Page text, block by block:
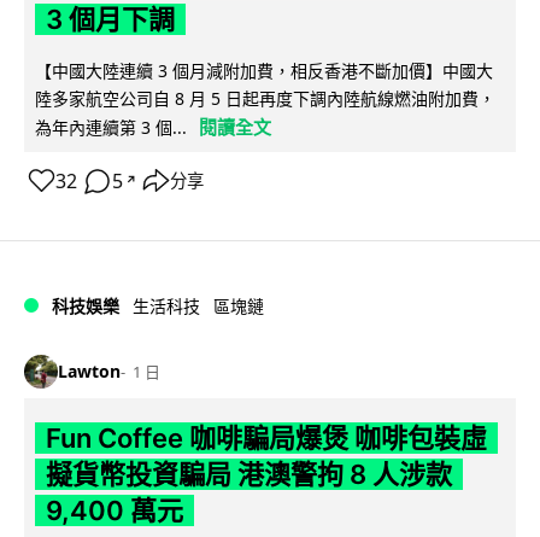
3 個月下調
【中國大陸連續 3 個月減附加費，相反香港不斷加價】中國大
陸多家航空公司自 8 月 5 日起再度下調內陸航線燃油附加費，
為年內連續第 3 個...
閱讀全文
32 5 ↗ 分享
科技娛樂 生活科技 區塊鏈
Lawton 1 日
Fun Coffee 咖啡騙局爆煲 咖啡包裝虛
擬貨幣投資騙局 港澳警拘 8 人涉款
9,400 萬元